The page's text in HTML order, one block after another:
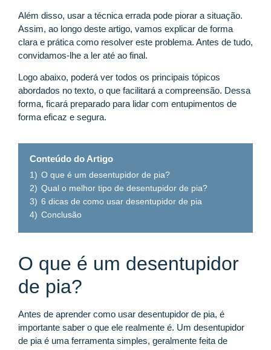
Além disso, usar a técnica errada pode piorar a situação.
Assim, ao longo deste artigo, vamos explicar de forma
clara e prática como resolver este problema. Antes de tudo,
convidamos-lhe a ler até ao final.
Logo abaixo, poderá ver todos os principais tópicos
abordados no texto, o que facilitará a compreensão. Dessa
forma, ficará preparado para lidar com entupimentos de
forma eficaz e segura.
Conteúdo do Artigo
1) O que é um desentupidor de pia?
2) Qual o melhor tipo de desentupidor de pia?
3) 6 dicas de como usar desentupidor de pia
4) Conclusão
O que é um desentupidor
de pia?
Antes de aprender como usar desentupidor de pia, é
importante saber o que ele realmente é. Um desentupidor
de pia é uma ferramenta simples, geralmente feita de